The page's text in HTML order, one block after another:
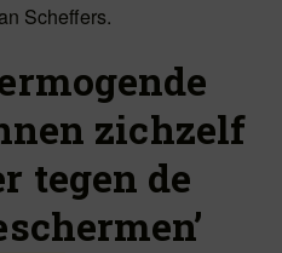
Scheffers.
zichzelf
tegen de